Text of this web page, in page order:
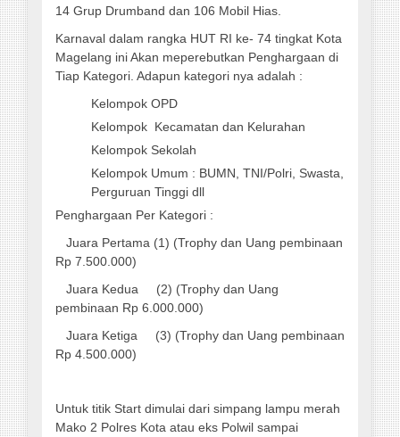
14 Grup Drumband dan 106 Mobil Hias.
Karnaval dalam rangka HUT RI ke- 74 tingkat Kota
Magelang ini Akan meperebutkan Penghargaan di
Tiap Kategori. Adapun kategori nya adalah :
Kelompok OPD
Kelompok Kecamatan dan Kelurahan
Kelompok Sekolah
Kelompok Umum : BUMN, TNI/Polri, Swasta,
Perguruan Tinggi dll
Penghargaan Per Kategori :
Juara Pertama (1) (Trophy dan Uang pembinaan
Rp 7.500.000)
Juara Kedua (2) (Trophy dan Uang
pembinaan Rp 6.000.000)
Juara Ketiga (3) (Trophy dan Uang pembinaan
Rp 4.500.000)
Untuk titik Start dimulai dari simpang lampu merah
Mako 2 Polres Kota atau eks Polwil sampai